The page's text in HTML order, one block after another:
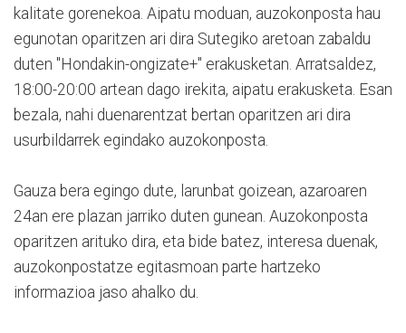
kalitate gorenekoa. Aipatu moduan, auzokonposta hau
egunotan oparitzen ari dira Sutegiko aretoan zabaldu
duten "Hondakin-ongizate+" erakusketan. Arratsaldez,
18:00-20:00 artean dago irekita, aipatu erakusketa. Esan
bezala, nahi duenarentzat bertan oparitzen ari dira
usurbildarrek egindako auzokonposta.
Gauza bera egingo dute, larunbat goizean, azaroaren
24an ere plazan jarriko duten gunean. Auzokonposta
oparitzen arituko dira, eta bide batez, interesa duenak,
auzokonpostatze egitasmoan parte hartzeko
informazioa jaso ahalko du.